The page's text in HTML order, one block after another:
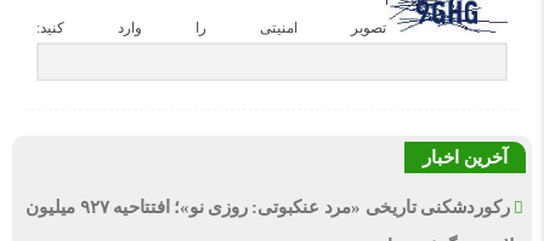
تصویر امنیتی را وارد کنید:
آخرین اخبار
رکوردشکنی تاریخی «مرد عنکبوتی: روزی نو»؛ افتتاحیه ۹۲۷ میلیون